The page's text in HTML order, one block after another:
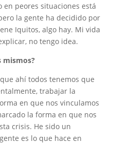
en peores situaciones está
la gente ha decidido por
Iquitos, algo hay. Mi vida
no tengo idea.
mismos?
ahí todos tenemos que
trabajar la
en que nos vinculamos
la forma en que nos
crisis. He sido un
es lo que hace en